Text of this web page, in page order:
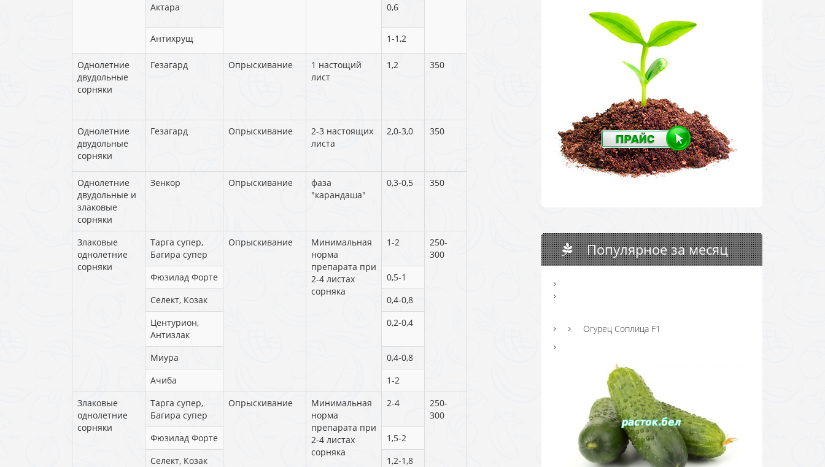
Актара 0,6
Антихрущ 1-1,2
Однолетние
двудольные
сорняки
Гезагард Опрыскивание
1 настощий
лист
1,2 350
Однолетние
двудольные
сорняки
Гезагард Опрыскивание
2-3 настоящих
листа
2,0-3,0 350
Однолетние
двудольные и
злаковые
сорняки
Зенкор Опрыскивание
фаза
"карандаша"
0,3-0,5 350
Злаковые
однолетние
сорняки
Тарга супер,
Багира супер
Опрыскивание
Минимальная
норма
препарата при
2-4 листах
сорняка
1-2
250-
300
Фюзилад Форте
0,5-1
Селект, Козак
0,4-0,8
Центурион,
Антизлак
0,2-0,4
Миура
0,4-0,8
Ачиба
1-2
Злаковые
однолетние
сорняки
Тарга супер,
Багира супер
Опрыскивание
Минимальная
норма
препарата при
2-4 листах
сорняка
2-4
250-
300
Фюзилад Форте
1,5-2
Селект, Козак
1,2-1,8
Популярное за месяц
Огурец Соплица F1